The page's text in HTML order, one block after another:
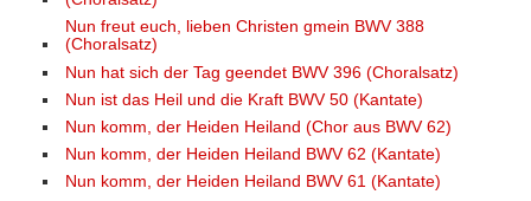
Nun freut euch, lieben Christen gmein BWV 388
(Choralsatz)
Nun hat sich der Tag geendet BWV 396 (Choralsatz)
Nun ist das Heil und die Kraft BWV 50 (Kantate)
Nun komm, der Heiden Heiland (Chor aus BWV 62)
Nun komm, der Heiden Heiland BWV 62 (Kantate)
Nun komm, der Heiden Heiland BWV 61 (Kantate)